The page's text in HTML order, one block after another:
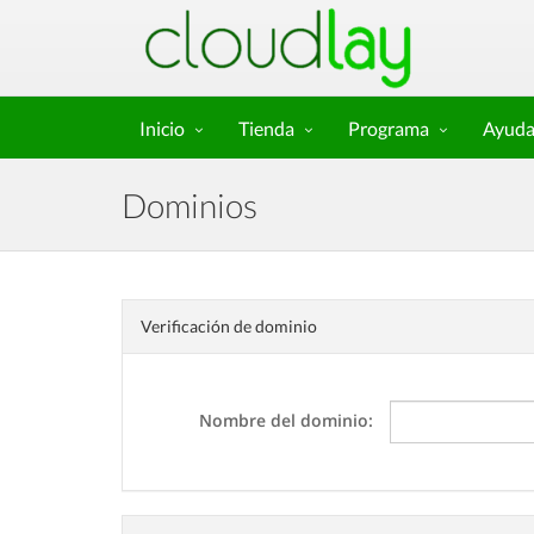
Inicio Tienda Programa Ayuda
Dominios
Verificación de dominio
Nombre del dominio: